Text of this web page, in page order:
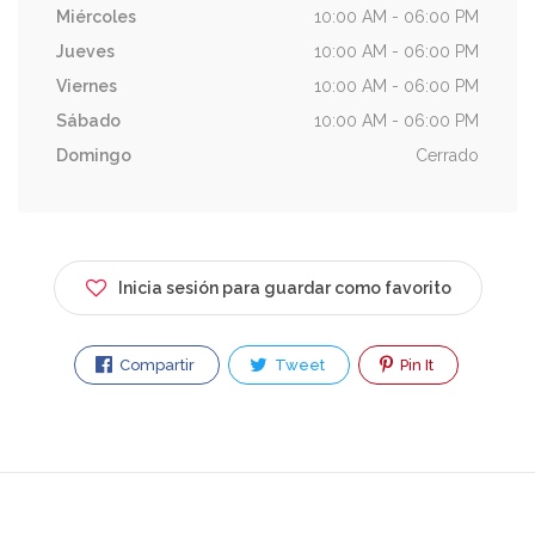
Miércoles
10:00 AM - 06:00 PM
Jueves
10:00 AM - 06:00 PM
Viernes
10:00 AM - 06:00 PM
Sábado
10:00 AM - 06:00 PM
Domingo
Cerrado
Inicia sesión para guardar como favorito
Compartir Tweet Pin It